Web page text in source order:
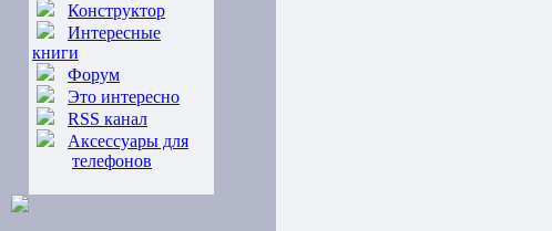
Конструктор
Интересные
книги
Форум
Это интересно
RSS канал
Аксессуары для
телефонов